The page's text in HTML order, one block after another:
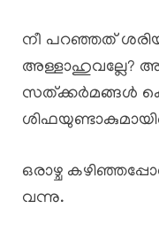
നീ പറഞ്ഞത്
അള്ളാഹുവല്ലേ?
സത്ക്കർമങ്ങൾ
ഒരാഴ്ച
വന്നു.